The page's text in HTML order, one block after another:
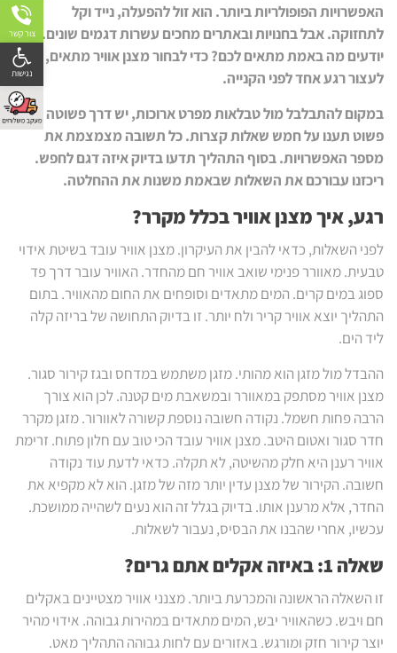
האפשרויות הפופולריות ביותר. הוא זול להפעלה, נייד וקל
לתחזוקה. אבל בחנויות ובאתרים מחכים עשרות דגמים שונים. איך
יודעים מה באמת מתאים לכם? כדי לבחור מצנן אוויר מתאים, כדאי
לעצור רגע אחד לפני הקנייה.
במקום להתבלבל מול טבלאות מפרט ארוכות, יש דרך פשוטה יותר.
פשוט תענו על חמש שאלות קצרות. כל תשובה מצמצמת את
מספר האפשרויות. בסוף התהליך תדעו בדיוק איזה דגם לחפש.
ריכזנו עבורכם את השאלות שבאמת משנות את ההחלטה.
רגע, איך מצנן אוויר בכלל מקרר?
לפני השאלות, כדאי להבין את העיקרון. מצנן אוויר עובד בשיטת אידוי
טבעית. מאוורר פנימי שואב אוויר חם מהחדר. האוויר עובר דרך פד
ספוג במים קרים. המים מתאדים וסופחים את החום מהאוויר. בתום
התהליך יוצא אוויר קריר ולח יותר. זו בדיוק התחושה של בריזה קלה
ליד הים.
ההבדל מול מזגן הוא מהותי. מזגן משתמש במדחס ובגז קירור סגור.
מצנן אוויר מסתפק במאוורר ובמשאבת מים קטנה. לכן הוא צורך
הרבה פחות חשמל. נקודה חשובה נוספת קשורה לאוורור. מזגן מקרר
חדר סגור ואטום היטב. מצנן אוויר עובד הכי טוב עם חלון פתוח. זרימת
אוויר רענן היא חלק מהשיטה, לא תקלה. כדאי לדעת עוד נקודה
חשובה. הקירור של מצנן עדין יותר מזה של מזגן. הוא לא מקפיא את
החדר, אלא מרענן אותו. בדיוק בגלל זה הוא נעים לשהייה ממושכת.
עכשיו, אחרי שהבנו את הבסיס, נעבור לשאלות.
שאלה 1: באיזה אקלים אתם גרים?
זו השאלה הראשונה והמכרעת ביותר. מצנני אוויר מצטיינים באקלים
חם ויבש. כשהאוויר יבש, המים מתאדים במהירות גבוהה. אידוי מהיר
יוצר קירור חזק ומורגש. באזורים עם לחות גבוהה התהליך מאט.
צור קשר